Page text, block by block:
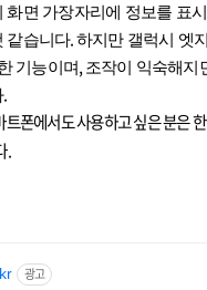
화면 가장자리에 정보를 표
같습니다.하지만 갤럭시 엣
기능이며, 조작이 익숙해지
.
트폰에서도 사용하고 싶은 분은
.
광고